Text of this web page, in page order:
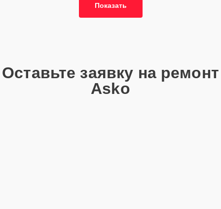
Показать
Оставьте заявку на ремонт
Asko